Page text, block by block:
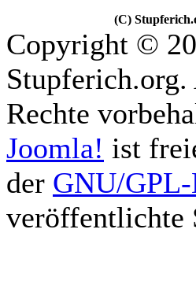
(C)
Copyright ©
Rechte
Joomla! ist
der GNU/
veröffentlichte